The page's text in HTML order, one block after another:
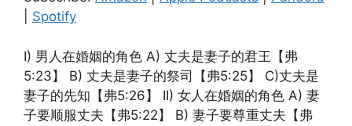
RSS FEED
EMBED
Spotify
I) 男人在婚姻的角色 A) 丈夫是妻子的君王【弗
5:23】 B) 丈夫是妻子的祭司【弗5:25】 C)丈夫是
妻子的先知【弗5:26】 II) 女人在婚姻的角色 A) 妻
子要顺服丈夫【弗5:22】 B) 妻子要尊重丈夫【弗